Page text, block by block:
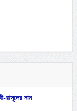
রাসূলের নাম